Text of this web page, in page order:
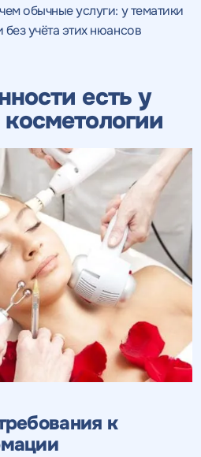
обычные услуги: у тематики
учёта этих нюансов
есть у
к